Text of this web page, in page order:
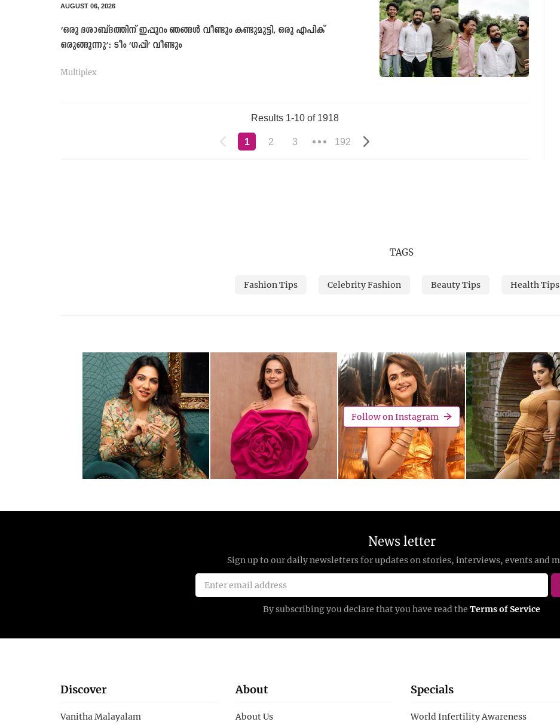
AUGUST 06, 2026
‘ഒരു ദശാബ്ദത്തിന് ഇപ്പുറം ഞങ്ങൾ വീണ്ടും കണ്ടുമുട്ടി, ഒരു എപിക്
ഒരുങ്ങുന്നു’: ടീം ‘ഗപ്പി’ വീണ്ടും
Multiplex
Results 1-10 of 1918
1 2 3 192
TAGS
Fashion Tips Celebrity Fashion Beauty Tips Health Tips
Follow on Instagram
Discover
Vanitha Malayalam
About
About Us
Specials
World Infertility Awareness